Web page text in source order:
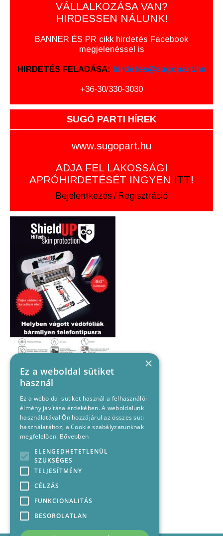
VÁLLALKOZÁSA VAN?
HIRDESSEN NÁLUNK!
BANNER ÉS PR cikk hirdetés Facebook
megjelenéssel is
HIRDETÉS FELADÁSA: hirdetes@sugopart.hu
+36-30/330-3030
SUGÓ PARTI HÍREK
www.sugopart.hu
ADJA FEL LAKOSSÁGI
APRÓHIRDETÉSÉT INGYEN ITT!
Bejelentkezés / Regisztráció
×
Ez a weboldal sütiket
használ
Ez a weboldal sütiket használ a felhasználói
élmény javítása érdekében. A weboldalunk
használatával Ön hozzájárul az összes süti
használatához, a Cookie szabályzatunknak
megfelelően. Bővebben
ELENGEDHETETLENÜL
SZÜKSÉGES
TELJESÍTMÉNY
CÉLZÁS
FUNKCIONALITÁS
BESOROLATLAN